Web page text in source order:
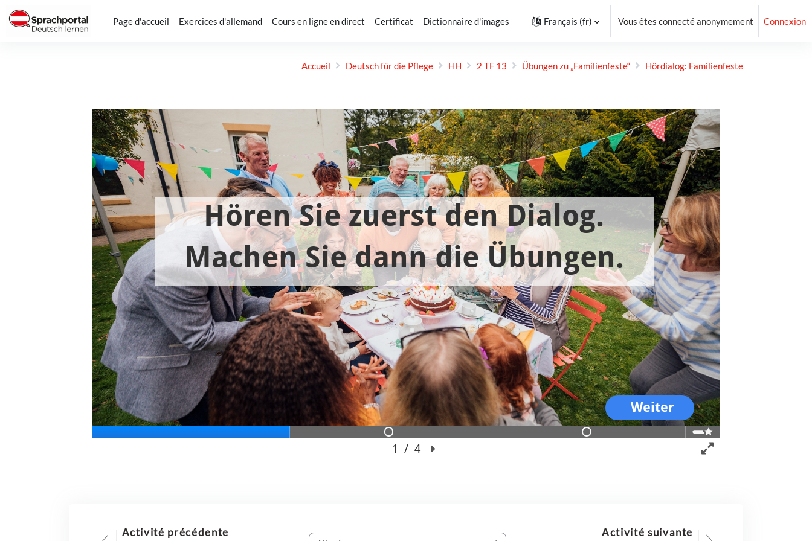
Page d'accueil
Exercices d'allemand Cours en ligne en direct Certificat Dictionnaire d'images Français ‎(fr)‎ Vous êtes connecté anonymement Connexion
Accueil Deutsch für die Pflege HH 2 TF 13 Übungen zu „Familien­feste“ Hördialog: Familienfeste
Activité précédente Activité suivante